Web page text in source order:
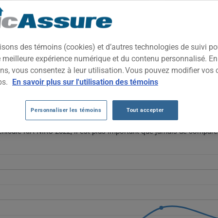
compact conçu pour l'efficacité énergétique et la polyvalence
soucieux de l'environnement qui recherchent un
NIRO 2022 AU FIL DES 5 DERNIÈRES
passant de 1192 $ à 1805 $. Après une baisse en 2023
générale à la hausse malgré les variations annuelles.
KIA NIRO 2022, il est plus important que jamais de
des témoins (cookies) et d’autres technologies de suivi
expérience numérique et du contenu personnalisé.
vous consentez à leur utilisation. Vous pouvez modifier vos
En savoir plus sur l'utilisation des témoins
Personnaliser les témoins Tout accepter